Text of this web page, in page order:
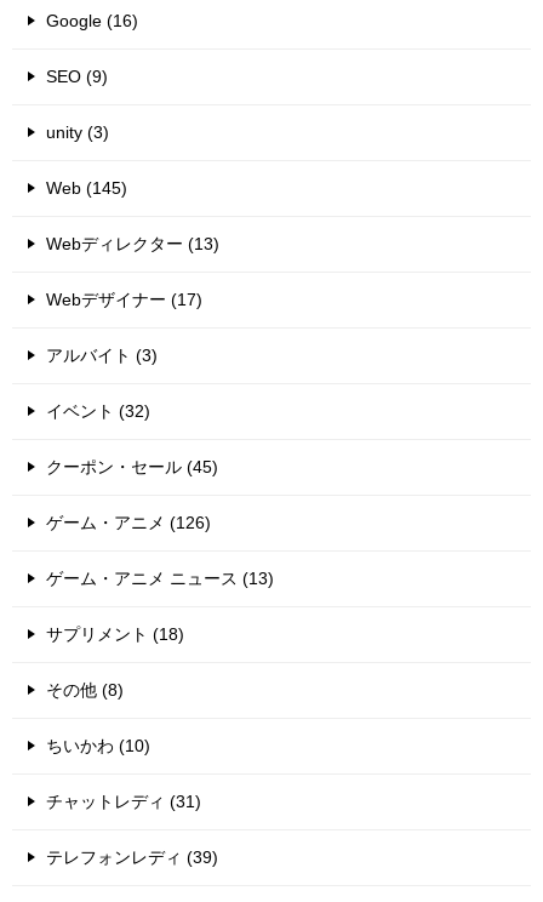
Google (16)
SEO (9)
unity (3)
Web (145)
Webディレクター (13)
Webデザイナー (17)
アルバイト (3)
イベント (32)
クーポン・セール (45)
ゲーム・アニメ (126)
ゲーム・アニメ ニュース (13)
サプリメント (18)
その他 (8)
ちいかわ (10)
チャットレディ (31)
テレフォンレディ (39)